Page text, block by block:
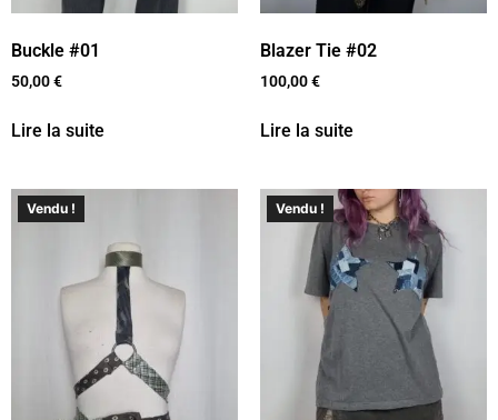
Buckle #01
50,00€
Lire la suite
Blazer Tie #02
100,00€
Lire la suite
Vendu ! Vendu !